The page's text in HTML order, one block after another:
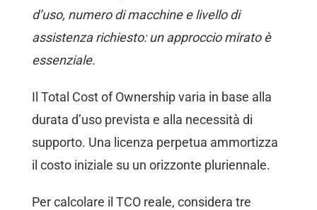
d’uso, numero di macchine e livello di
assistenza richiesto: un approccio mirato è
essenziale.
Il Total Cost of Ownership varia in base alla
durata d’uso prevista e alla necessità di
supporto. Una licenza perpetua ammortizza
il costo iniziale su un orizzonte pluriennale.
Per calcolare il TCO reale, considera tre